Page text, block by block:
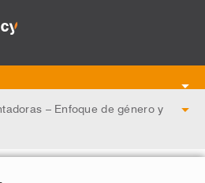
Toggle
navigation
– Enfoque de género y
Toggle